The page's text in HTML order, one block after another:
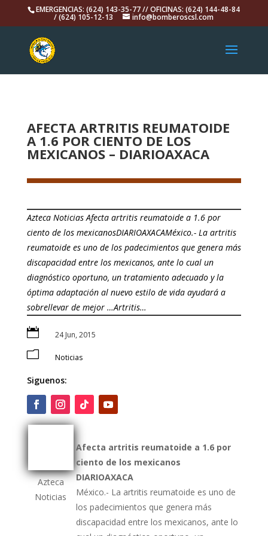
EMERGENCIAS: (624) 143-35-77 // OFICINAS: (624) 144-48-84
/ (624) 105-12-13 info@bomberoscsl.com
AFECTA ARTRITIS REUMATOIDE
A 1.6 POR CIENTO DE LOS
MEXICANOS – DIARIOAXACA
Azteca Noticias Afecta artritis reumatoide a 1.6 por
ciento de los mexicanosDIARIOAXACAMéxico.- La artritis
reumatoide es uno de los padecimientos que genera más
discapacidad entre los mexicanos, ante lo cual un
diagnóstico oportuno, un tratamiento adecuado y la
óptima adaptación al nuevo estilo de vida ayudará a
sobrellevar de mejor …Artritis…
 24 Jun, 2015
m Noticias
Siguenos:
Azteca
Noticias
Afecta artritis reumatoide a 1.6 por
ciento de los mexicanos
DIARIOAXACA
México.- La artritis reumatoide es uno de
los padecimientos que genera más
discapacidad entre los mexicanos, ante lo